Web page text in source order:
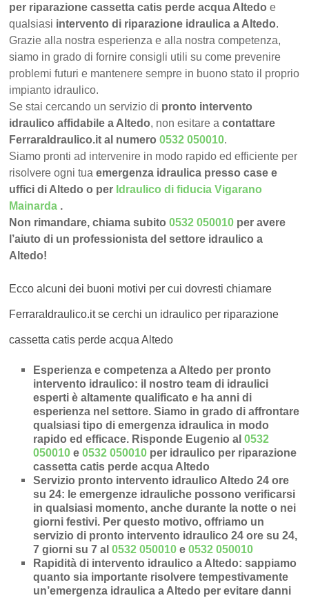
per riparazione cassetta catis perde acqua Altedo e
qualsiasi intervento di riparazione idraulica a Altedo.
Grazie alla nostra esperienza e alla nostra competenza,
siamo in grado di fornire consigli utili su come prevenire
problemi futuri e mantenere sempre in buono stato il proprio
impianto idraulico.
Se stai cercando un servizio di pronto intervento
idraulico affidabile a Altedo, non esitare acontattare
FerraraIdraulico.it al numero0532 050010.
Siamo pronti ad intervenire in modo rapido ed efficiente per
risolvere ogni tuaemergenza idraulica presso case e
uffici di Altedo o per Idraulico di fiducia Vigarano
Mainarda .
Non rimandare, chiama subito0532 050010 per avere
l’aiuto di un professionista del settore idraulico a
Altedo!
Ecco alcuni dei buoni motivi per cui dovresti chiamare
FerraraIdraulico.it se cerchi un idraulico per riparazione
cassetta catis perde acqua Altedo
Esperienza e competenza a Altedo per pronto
intervento idraulico: il nostro team di idraulici
esperti è altamente qualificato e ha anni di
esperienza nel settore. Siamo in grado di affrontare
qualsiasi tipo di emergenza idraulica in modo
rapido ed efficace. Risponde Eugenio al0532
050010 e0532 050010 per idraulico per riparazione
cassetta catis perde acqua Altedo
Servizio pronto intervento idraulico Altedo 24 ore
su 24: le emergenze idrauliche possono verificarsi
in qualsiasi momento, anche durante la notte o nei
giorni festivi. Per questo motivo, offriamo un
servizio di pronto intervento idraulico 24 ore su 24,
7 giorni su 7 al0532 050010 e0532 050010
Rapidità di intervento idraulico a Altedo: sappiamo
quanto sia importante risolvere tempestivamente
un’emergenza idraulica a Altedo per evitare danni